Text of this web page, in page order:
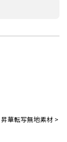
昇華転写無地素材 >